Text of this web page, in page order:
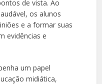
de vista. Ao
os alunos
e a formar suas
evidências e
um papel
midiática,